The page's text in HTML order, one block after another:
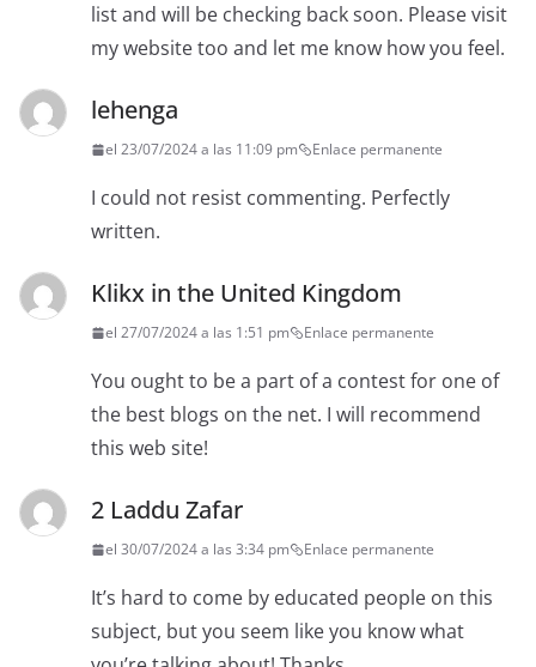
list and will be checking back soon. Please visit
my website too and let me know how you feel.
lehenga
el 23/07/2024 a las 11:09 pm Enlace permanente
I could not resist commenting. Perfectly
written.
Klikx in the United Kingdom
el 27/07/2024 a las 1:51 pm Enlace permanente
You ought to be a part of a contest for one of
the best blogs on the net. I will recommend
this web site!
2 Laddu Zafar
el 30/07/2024 a las 3:34 pm Enlace permanente
It’s hard to come by educated people on this
subject, but you seem like you know what